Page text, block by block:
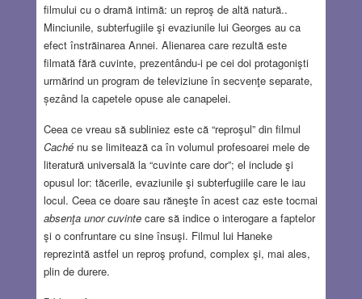
filmului cu o dramă intimă: un reproş de altă natură..
Minciunile, subterfugiile şi evaziunile lui Georges au ca
efect înstrăinarea Annei. Alienarea care rezultă este
filmată fără cuvinte, prezentându-i pe cei doi protagonişti
urmărind un program de televiziune în secvenţe separate,
șezând la capetele opuse ale canapelei.
Ceea ce vreau să subliniez este că “reproşul” din filmul
Cachénu se limitează ca în volumul profesoarei mele de
literatură universală la “cuvinte care dor”; el include şi
opusul lor: tăcerile, evaziunile şi subterfugiile care le iau
locul. Ceea ce doare sau răneşte în acest caz este tocmai
absenţa unor cuvintecare să indice o interogare a faptelor
şi o confruntare cu sine însuşi. Filmul lui Haneke
reprezintă astfel un reproş profund, complex şi, mai ales,
plin de durere.